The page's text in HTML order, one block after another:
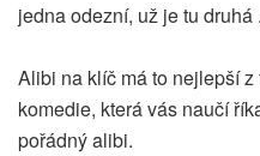
jedna odezní, už je tu druhá
Alibi na klíč má to nejlepší
komedie, která vás naučí
pořádný alibi.